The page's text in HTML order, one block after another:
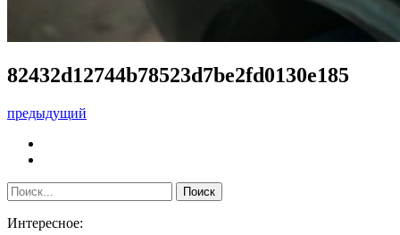
82432d12744b78523d7be2fd0130e185
предыдущий
Интересное: